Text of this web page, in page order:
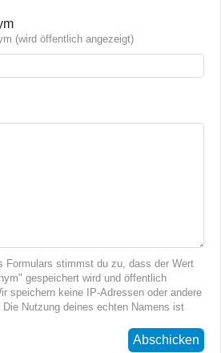
(wird öffentlich angezeigt)
Formulars stimmst du zu, dass der Wert
gespeichert wird und öffentlich
speichern keine IP-Adressen oder andere
Die Nutzung deines echten Namens ist
Abschicken